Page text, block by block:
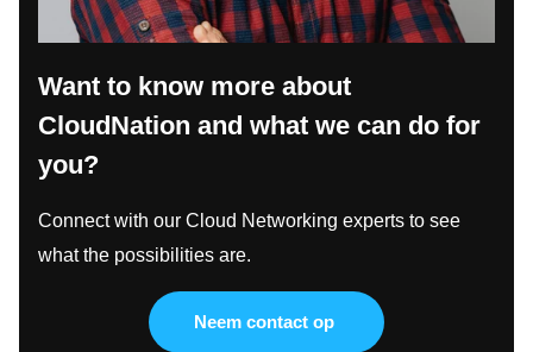
Want to know more about
CloudNation and what we can do for
you?
Connect with our Cloud Networking experts to see
what the possibilities are.
Neem contact op